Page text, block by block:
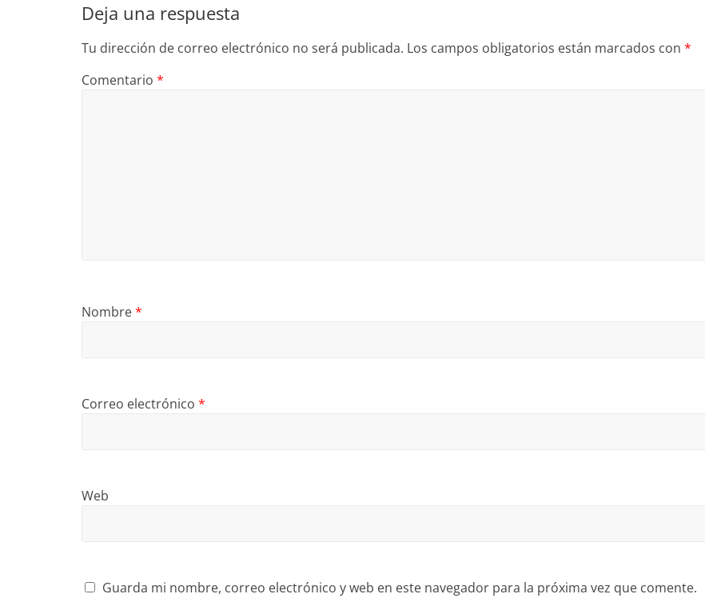
Deja una respuesta
Tu dirección de correo electrónico no será publicada. Los campos obligatorios están marcados con *
Comentario *
Nombre*
Correo electrónico *
Web
Guarda mi nombre, correo electrónico y web en este navegador para la próxima vez que comente.